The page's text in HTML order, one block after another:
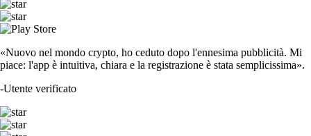
«Nuovo nel mondo crypto, ho ceduto dopo l'ennesima pubblicità. Mi
piace: l'app è intuitiva, chiara e la registrazione è stata semplicissima».
-Utente verificato